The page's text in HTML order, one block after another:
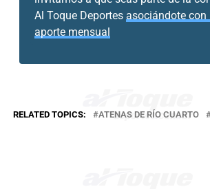
Al Toque Deportes asociándote
aporte mensual
RELATED TOPICS: ATENAS DE RÍO CUARTO